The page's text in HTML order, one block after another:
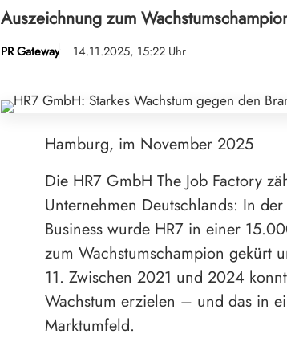
Auszeichnung zum
PR Gateway 14.11.2025, 15:22 Uhr
Hamburg, im November 2025
Die HR7 GmbH The Job Factory
Unternehmen Deutschlands: In
Business wurde HR7 in einer
zum Wachstumschampion gekürt
11. Zwischen 2021 und 2024
Wachstum erzielen – und das in
Marktumfeld.